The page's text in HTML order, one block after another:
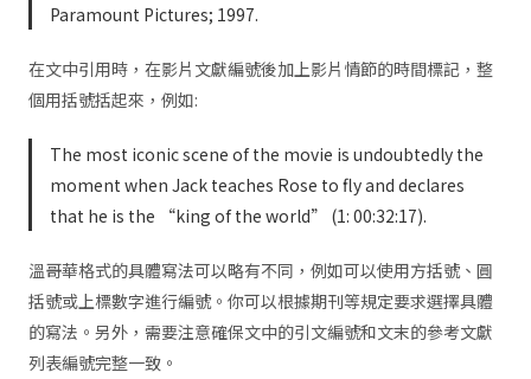
Paramount Pictures; 1997.
在文中引用時，在影片文獻編號後加上影片情節的時間標記，整
個用括號括起來，例如:
The most iconic scene of the movie is undoubtedly the
moment when Jack teaches Rose to fly and declares
that he is the “king of the world” (1: 00:32:17).
溫哥華格式的具體寫法可以略有不同，例如可以使用方括號、圓
括號或上標數字進行編號。你可以根據期刊等規定要求選擇具體
的寫法。另外，需要注意確保文中的引文編號和文末的參考文獻
列表編號完整一致。